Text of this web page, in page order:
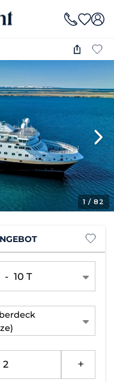
1/ 82
- 10 T
2